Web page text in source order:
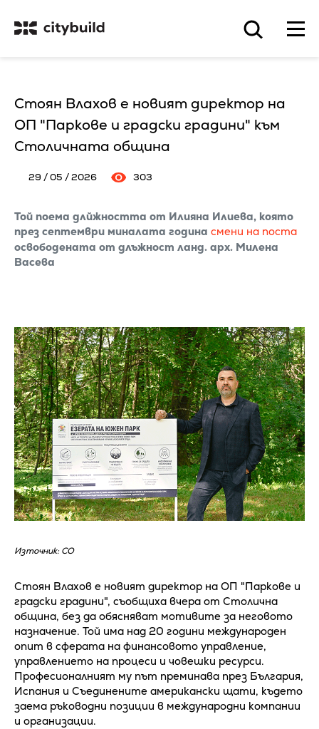
Стоян Влахов е новият директор на
ОП "Паркове и градски градини" към
Столичната община
29 / 05 / 2026 303
Той поема длйжността от Илияна Илиева, която
през септември миналата година смени на поста
освободената от длъжност ланд. арх. Милена
Васева
Източник: СО
Стоян Влахов е новият директор на ОП "Паркове и
градски градини", съобщиха вчера от Столична
община, без да обясняват мотивите за неговото
назначение. Той има над 20 години международен
опит в сферата на финансовото управление,
управлението на процеси и човешки ресурси.
Професионалният му път преминава през България,
Испания и Съединените американски щати, където
заема ръководни позиции в международни компании
и организации.